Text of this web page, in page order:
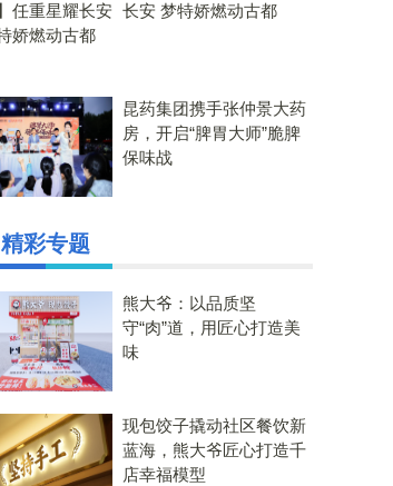
长安 梦特娇燃动古都
昆药集团携手张仲景大药
房，开启“脾胃大师”脆脾
保味战
精彩专题
熊大爷：以品质坚
守“肉”道，用匠心打造美
味
现包饺子撬动社区餐饮新
蓝海，熊大爷匠心打造千
店幸福模型